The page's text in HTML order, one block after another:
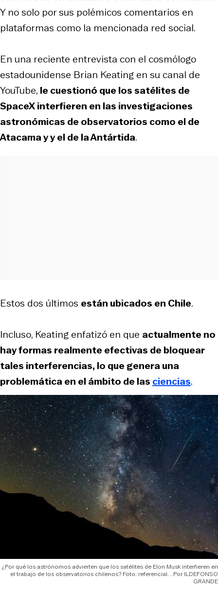
Y no solo por sus polémicos comentarios en
plataformas como la mencionada red social.
En una reciente entrevista con el cosmólogo
estadounidense Brian Keating en su canal de
YouTube, le cuestionó que los satélites de
SpaceX interfieren en las investigaciones
astronómicas de observatorios como el de
Atacama y y el de la Antártida.
Estos dos últimos están ubicados en Chile.
Incluso, Keating enfatizó en que actualmente no
hay formas realmente efectivas de bloquear
tales interferencias, lo que genera una
problemática en el ámbito de las ciencias.
¿Por qué los astrónomos advierten que los satélites de Elon Musk interfieren en
el trabajo de los observatorios chilenos? Foto: referencial.
ILDEFONSO
GRANDE